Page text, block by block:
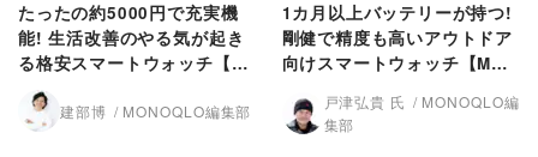
たったの約5000円で充実機
能! 生活改善のやる気が起き
る格安スマートウォッチ【M
ONOQLO2024上半期ベスト
バイ】建部博 MONOQLO編集部
1カ月以上バッテリーが持つ!
剛健で精度も高いアウトドア
向けスマートウォッチ【MON
イ】
戸津弘貴 氏
MONOQLO編
集部